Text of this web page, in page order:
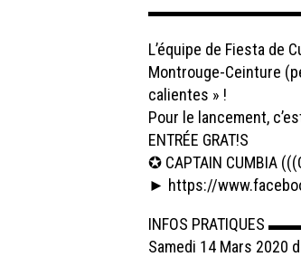
L’équipe de Fiesta de
Montrouge-Ceinture
calientes » !
Pour le lancement,
ENTRÉE GRAT!S
✪ CAPTAIN CUMBIA
► https://
INFOS
Samedi 14 Mars 2020